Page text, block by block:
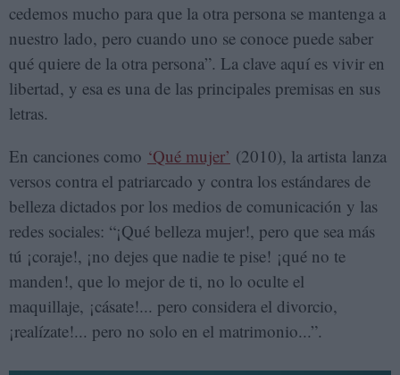
cedemos mucho para que la otra persona se mantenga a
nuestro lado, pero cuando uno se conoce puede saber
qué quiere de la otra persona”. La clave aquí es vivir en
libertad, y esa es una de las principales premisas en sus
letras.
En canciones como ‘Qué mujer’ (2010), la artista lanza
versos contra el patriarcado y contra los estándares de
belleza dictados por los medios de comunicación y las
redes sociales: “¡Qué belleza mujer!, pero que sea más
tú ¡coraje!, ¡no dejes que nadie te pise! ¡qué no te
manden!, que lo mejor de ti, no lo oculte el
maquillaje, ¡cásate!... pero considera el divorcio,
¡realízate!... pero no solo en el matrimonio...”.